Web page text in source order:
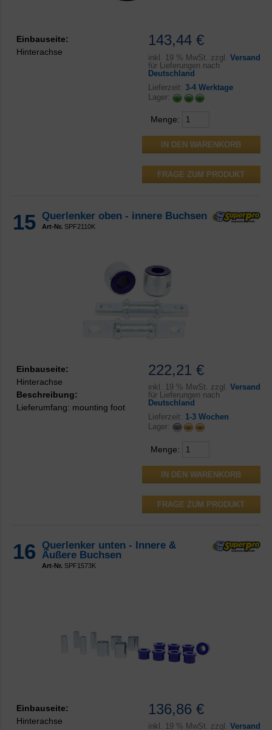
143,44 €
inkl. 19 % MwSt. zzgl. Versand
für Lieferungen nach
Deutschland
Lieferzeit: 3-4 Werktage
Lager:
Menge:
FRAGE ZUM PRODUKT
Einbauseite:
Hinterachse
15 Querlenker oben - innere Buchsen
Art-Nr. SPF2110K
222,21 €
inkl. 19 % MwSt. zzgl. Versand
für Lieferungen nach
Deutschland
Lieferzeit: 1-3 Wochen
Lager:
Menge:
FRAGE ZUM PRODUKT
Einbauseite:
Hinterachse
Beschreibung:
Lieferumfang: mounting foot
16
Querlenker unten - Innere &
Äußere Buchsen
Art-Nr. SPF1573K
136,86 €
inkl. 19 % MwSt. zzgl. Versand
Einbauseite:
Hinterachse